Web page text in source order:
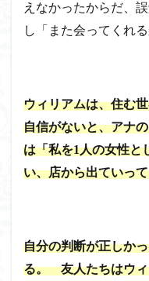
えなかったからだ、
し「また会ってくれ
ウィリアムは、住む
自信がないと、アナ
は「私を1人の女性と
い、店から出ていっ
自分の判断が正しか
る。 友人たちはウィ